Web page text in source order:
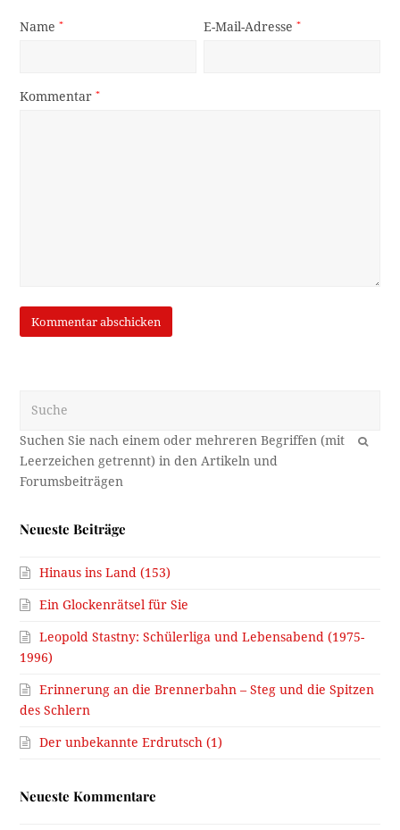
Name* E-Mail-Adresse*
Kommentar*
OK
Neueste Beiträge
Hinaus ins Land (153)
Ein Glockenrätsel für Sie
Leopold Stastny: Schülerliga und Lebensabend (1975-
1996)
Erinnerung an die Brennerbahn – Steg und die Spitzen
des Schlern
Der unbekannte Erdrutsch (1)
Neueste Kommentare